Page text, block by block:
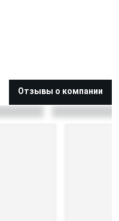
Отзывы о компании